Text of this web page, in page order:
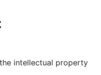
de YouTube
nosa conta de Tumblr
intellectual property